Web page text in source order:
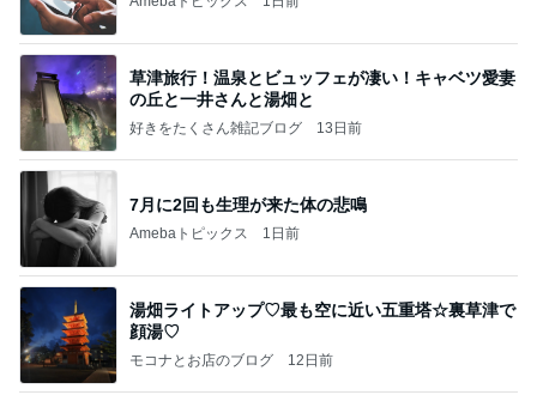
草津旅行！温泉とビュッフェが凄い！キャベツ愛妻
の丘と一井さんと湯畑と
好きをたくさん雑記ブログ 13日前
7月に2回も生理が来た体の悲鳴
Amebaトピックス 1日前
湯畑ライトアップ♡最も空に近い五重塔☆裏草津で
顔湯♡
モコナとお店のブログ 12日前